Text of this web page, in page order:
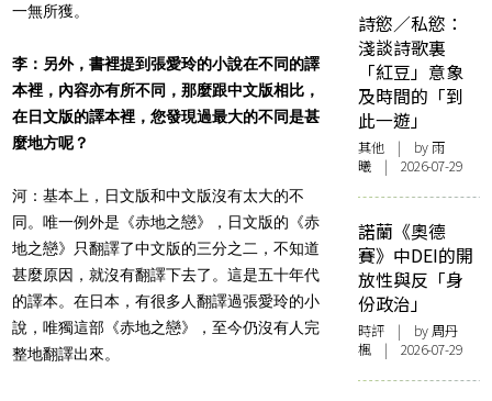
一無所獲。
李：另外，書裡提到張愛玲的小說在不同的譯
本裡，內容亦有所不同，那麼跟中文版相比，
在日文版的譯本裡，您發現過最大的不同是甚
麼地方呢？
河：基本上，日文版和中文版沒有太大的不
同。唯一例外是《赤地之戀》，日文版的《赤
地之戀》只翻譯了中文版的三分之二，不知道
甚麼原因，就沒有翻譯下去了。這是五十年代
的譯本。在日本，有很多人翻譯過張愛玲的小
說，唯獨這部《赤地之戀》，至今仍沒有人完
整地翻譯出來。
詩慾／私慾：
淺談詩歌裏
「紅豆」意象
及時間的「到
此一遊」
其他 | by 雨
曦 | 2026-07-29
諾蘭《奧德
賽》中DEI的開
放性與反「身
份政治」
時評 | by周丹
楓 | 2026-07-29